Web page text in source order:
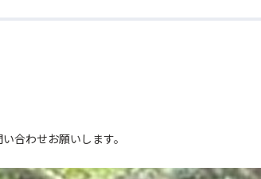
合わせお願いします。